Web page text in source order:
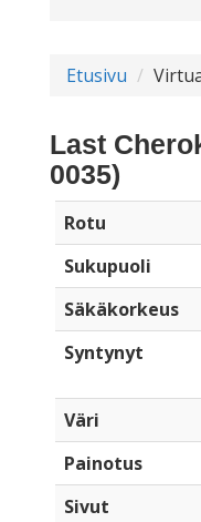
Etusivu
Last
0035)
Rotu
Sukupuoli
Säkäkorkeus
Syntynyt
Väri
Painotus
Sivut